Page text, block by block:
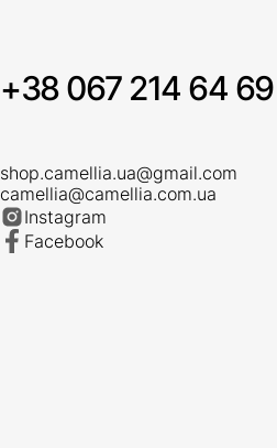
+38 067 214 64 69
shop.camellia.ua@gmail.com
camellia@camellia.com.ua
Instagram
Facebook